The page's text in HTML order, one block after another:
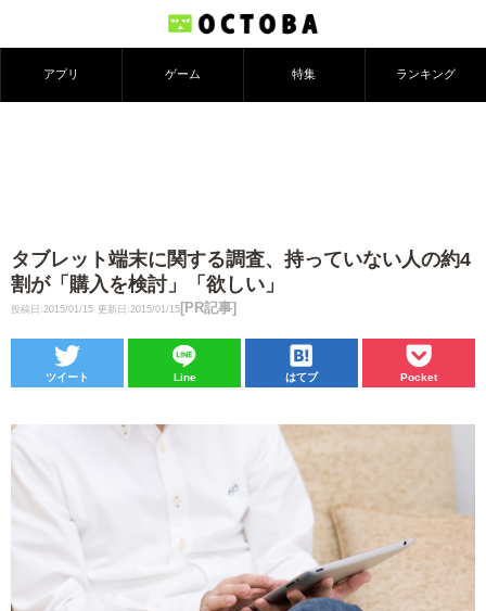
アプリ ゲーム 特集 ランキング
タブレット端末に関する調査、持っていない人の約4
割が「購入を検討」「欲しい」
投稿日:2015/01/15 更新日:2015/01/15 [PR記事]
ツイート Line はてブ Pocket